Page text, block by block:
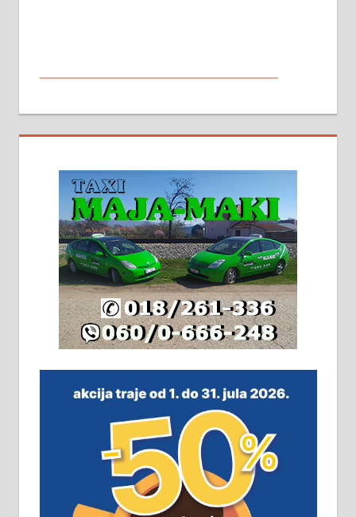
стамбене целине једна уз другу.
2х150м2, две гараже, централно
грејање на гас и дрва. Две
адресе. 063/71-74-023
Издајем комплетно опремљену
халу на Житковачком путу, на
плацу површине око 7 ари.
064/321-80-51; 063/102-35-25
м2 са плацем од 8 ари у Зеленом
виру у Алексинцу. Могућа
замена. 064/21-63-584
ПОСЛОВНИ ОГЛАСИ